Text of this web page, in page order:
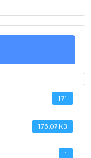
171
176.07 KB
1